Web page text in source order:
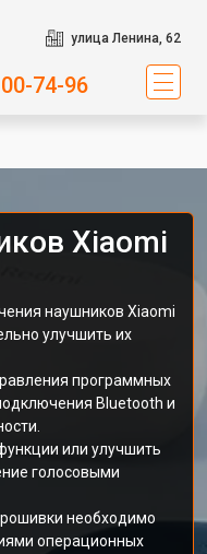
улица Ленина, 62
74-96
Xiaomi
наушников Xiaomi
улучшить их
программных
Bluetooth и
или улучшить
голосовыми
необходимо
операционных